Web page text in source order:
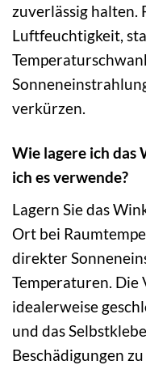
zuverlässig halten.
Luftfeuchtigkeit,
verkürzen.
Wie lagere ich das
ich es verwende?
Lagern Sie das
Ort bei
direkter
Temperaturen. Die
idealerweise
und das
Beschädigungen zu